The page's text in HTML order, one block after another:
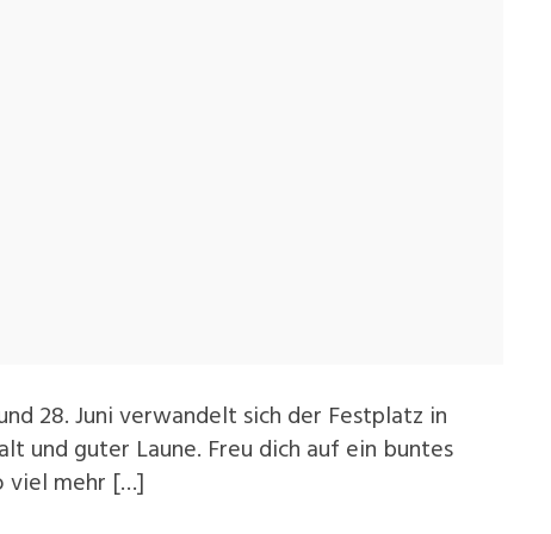
28. Juni verwandelt sich der Festplatz in
und guter Laune. Freu dich auf ein buntes
viel mehr […]